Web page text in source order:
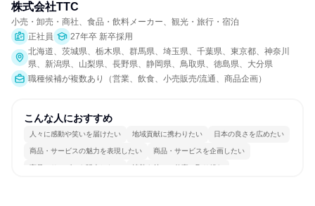
株式会社TTC
小売・卸売・商社、食品・飲料メーカー、観光・旅行・宿泊
正社員
27年卒 新卒採用
北海道、茨城県、栃木県、群馬県、埼玉県、千葉県、東京都、神奈川
県、新潟県、山梨県、長野県、静岡県、鳥取県、徳島県、大分県
職種候補が複数あり（営業、飲食、小売販売/流通、商品企画）
こんな人におすすめ
人々に感動や笑いを届けたい 地域貢献に携わりたい 日本の良さを広めたい
商品・サービスの魅力を表現したい 商品・サービスを企画したい
商品・サービスを販売したい 情熱を持って仕事に取り組む